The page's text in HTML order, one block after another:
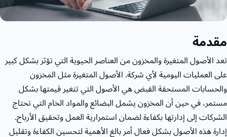
مقدمة
تعد الأصول المتغيرة والمخزون من العناصر الحيوية التي تؤثر بشكل كبير
على العمليات اليومية لأي شركة. الأصول المتغيرة مثل المخزون
والحسابات المستحقة القبض هي الأصول التي تتغير قيمتها بشكل
مستمر، في حين أن المخزون يشمل البضائع والمواد الخام التي تحتاج
الشركات إلى إدارتها بكفاءة لضمان استمرارية العمل وتحقيق الأرباح.
إدارة هذه الأصول بشكل فعال أمر بالغ الأهمية لتحسين الكفاءة وتقليل